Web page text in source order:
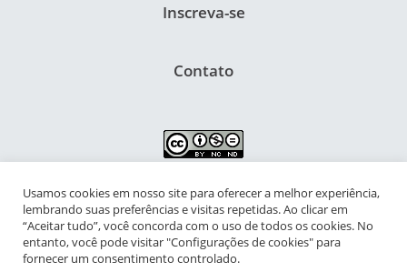
Inscreva-se
Contato
NIPIAC – Núcleo Interdisciplinar de Pesquisa para a Infância e
Adolescência Contemporâneas
Universidade Federal do Rio de Janeiro - Campus da Praia Vermelha
Usamos cookies em nosso site para oferecer a melhor experiência,
lembrando suas preferências e visitas repetidas. Ao clicar em
“Aceitar tudo”, você concorda com o uso de todos os cookies. No
entanto, você pode visitar "Configurações de cookies" para
fornecer um consentimento controlado.